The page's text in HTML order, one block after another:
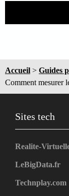
Accueil > Guides
Comment mesurer
Sites tech
Realite-
LeBigData.fr
Technplay.com